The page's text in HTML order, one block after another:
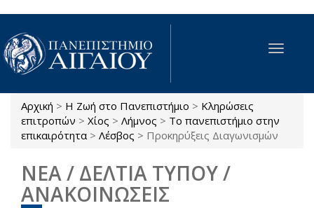
Παράκαμψη προς το κυρίως περιεχόμενο
Toggle
Είστε εδώ
Αρχική > Η Ζωή στο Πανεπιστήμιο > Κληρώσεις
επιτροπών > Χίος > Λήμνος > Το πανεπιστήμιο στην
επικαιρότητα > Λέσβος > Προκηρύξεις Διαγωνισμών
ΝΕΑ / ΔΕΛΤΙΑ ΤΥΠΟΥ /
ΑΝΑΚΟΙΝΩΣΕΙΣ